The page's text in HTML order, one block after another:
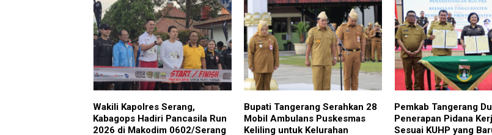
Wakili Kapolres Serang,
Kabagops Hadiri Pancasila Run
2026 di Makodim 0602/Serang
Bupati Tangerang Serahkan 28
Mobil Ambulans Puskesmas
Keliling untuk Kelurahan
Pemkab Tangerang
Penerapan Pidana
Sesuai KUHP yang